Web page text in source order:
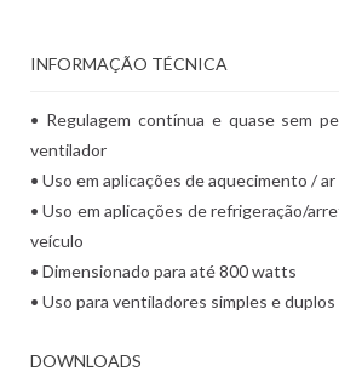
INFORMAÇÃO TÉCNICA
• Regulagem contínua e quase sem
ventilador
• Uso em aplicações de aquecimento /
• Uso em aplicações de refrigeração/
veículo
• Dimensionado para até 800 watts
• Uso para ventiladores simples e duplos
DOWNLOADS